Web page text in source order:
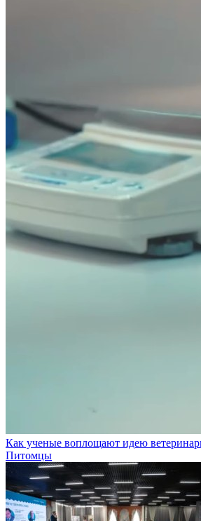
Как ученые воплощают идею
Питомцы